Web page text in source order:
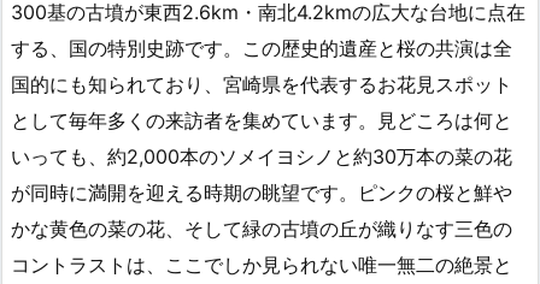
300基の古墳が東西2.6km・南北4.2kmの広大な台地に点在
する、国の特別史跡です。この歴史的遺産と桜の共演は全
国的にも知られており、宮崎県を代表するお花見スポット
として毎年多くの来訪者を集めています。見どころは何と
いっても、約2,000本のソメイヨシノと約30万本の菜の花
が同時に満開を迎える時期の眺望です。ピンクの桜と鮮や
かな黄色の菜の花、そして緑の古墳の丘が織りなす三色の
コントラストは、ここでしか見られない唯一無二の絶景と